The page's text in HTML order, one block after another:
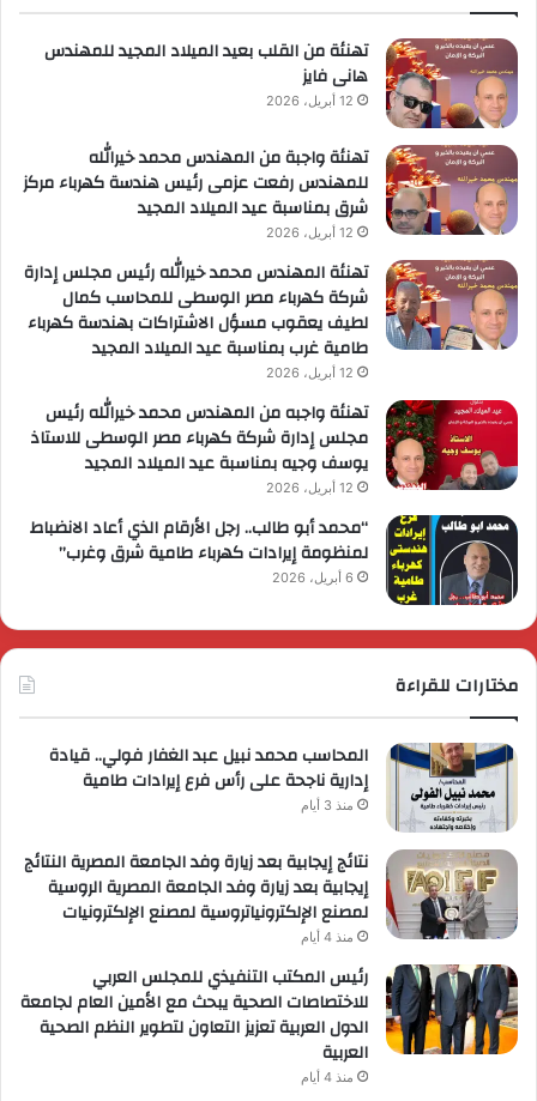
تهنئة من القلب بعيد الميلاد المجيد للمهندس
هانى فايز
12 أبريل، 2026
تهنئة واجبة من المهندس محمد خيرالله
للمهندس رفعت عزمى رئيس هندسة كهرباء مركز
شرق بمناسبة عيد الميلاد المجيد
12 أبريل، 2026
تهنئة المهندس محمد خيرالله رئيس مجلس إدارة
شركة كهرباء مصر الوسطى للمحاسب كمال
لطيف يعقوب مسؤل الاشتراكات بهندسة كهرباء
طامية غرب بمناسبة عيد الميلاد المجيد
12 أبريل، 2026
تهنئة واجبه من المهندس محمد خيرالله رئيس
مجلس إدارة شركة كهرباء مصر الوسطى للاستاذ
يوسف وجيه بمناسبة عيد الميلاد المجيد
12 أبريل، 2026
“محمد أبو طالب.. رجل الأرقام الذي أعاد الانضباط
لمنظومة إيرادات كهرباء طامية شرق وغرب”
6 أبريل، 2026
مختارات للقراءة
المحاسب محمد نبيل عبد الغفار فولي.. قيادة
إدارية ناجحة على رأس فرع إيرادات طامية
منذ 3 أيام
نتائج إيجابية بعد زيارة وفد الجامعة المصرية النتائج
إيجابية بعد زيارة وفد الجامعة المصرية الروسية
لمصنع الإلكترونياتروسية لمصنع الإلكترونيات
منذ 4 أيام
رئيس المكتب التنفيذي للمجلس العربي
للاختصاصات الصحية يبحث مع الأمين العام لجامعة
الدول العربية تعزيز التعاون لتطوير النظم الصحية
العربية
منذ 4 أيام